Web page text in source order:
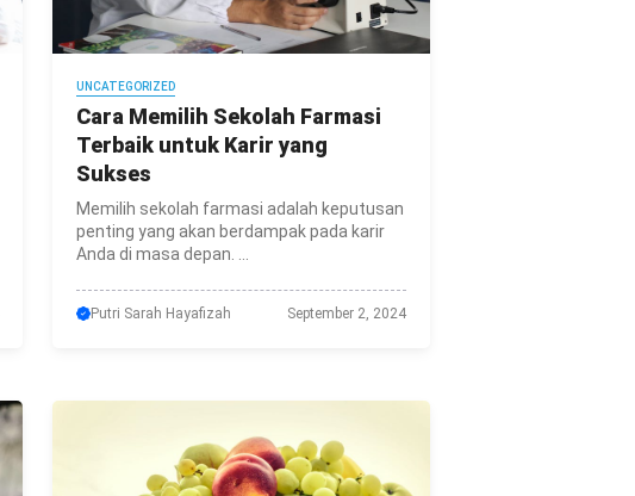
UNCATEGORIZED
Cara Memilih Sekolah Farmasi
Terbaik untuk Karir yang
Sukses
Memilih sekolah farmasi adalah keputusan
penting yang akan berdampak pada karir
Anda di masa depan. ...
Putri Sarah Hayafizah September 2, 2024